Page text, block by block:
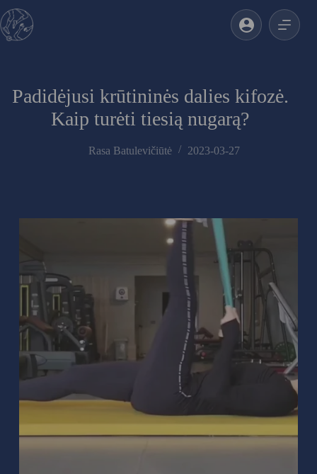
to
content
Padidėjusi krūtininės dalies kifozė.
Kaip turėti tiesią nugarą?
Rasa Batulevičiūtė 2023-03-27